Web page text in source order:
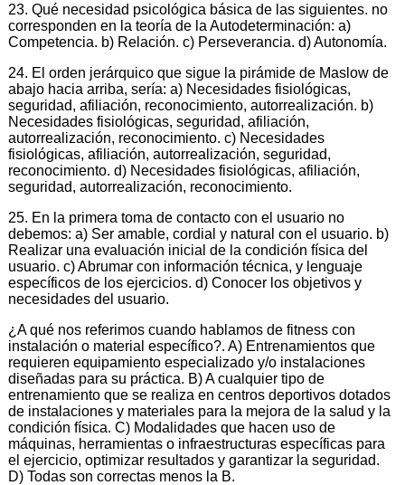
23. Qué necesidad psicológica básica de las siguientes. no
corresponden en la teoría de la Autodeterminación: a)
Competencia. b) Relación. c) Perseverancia. d) Autonomía.
24. El orden jerárquico que sigue la pirámide de Maslow de
abajo hacia arriba, sería: a) Necesidades fisiológicas,
seguridad, afiliación, reconocimiento, autorrealización. b)
Necesidades fisiológicas, seguridad, afiliación,
autorrealización, reconocimiento. c) Necesidades
fisiológicas, afiliación, autorrealización, seguridad,
reconocimiento. d) Necesidades fisiológicas, afiliación,
seguridad, autorrealización, reconocimiento.
25. En la primera toma de contacto con el usuario no
debemos: a) Ser amable, cordial y natural con el usuario. b)
Realizar una evaluación inicial de la condición física del
usuario. c) Abrumar con información técnica, y lenguaje
específicos de los ejercicios. d) Conocer los objetivos y
necesidades del usuario.
¿A qué nos referimos cuando hablamos de fitness con
instalación o material específico?. A) Entrenamientos que
requieren equipamiento especializado y/o instalaciones
diseñadas para su práctica. B) A cualquier tipo de
entrenamiento que se realiza en centros deportivos dotados
de instalaciones y materiales para la mejora de la salud y la
condición física. C) Modalidades que hacen uso de
máquinas, herramientas o infraestructuras específicas para
el ejercicio, optimizar resultados y garantizar la seguridad.
D) Todas son correctas menos la B.